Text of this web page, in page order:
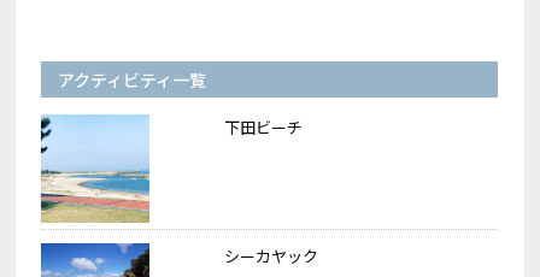
アクティビティ一覧
下田ビーチ
シーカヤック